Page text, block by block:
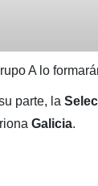
A lo
parte, la
Galicia.